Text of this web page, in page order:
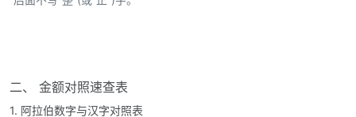
二、 金额对照速查表
1. 阿拉伯数字与汉字对照表